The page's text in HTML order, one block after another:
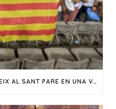
L’ORDE DE LA MERCÈ S’UNEIX AL SANT PARE EN UNA VIGÍLIA DE FE I ESPERANÇA A BARCELONA